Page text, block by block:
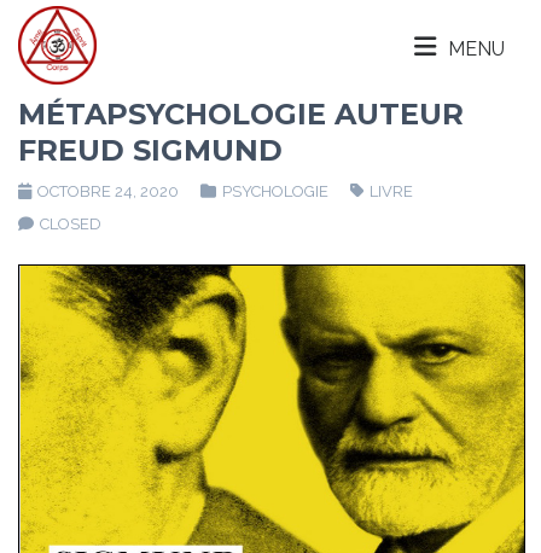
MENU
MÉTAPSYCHOLOGIE AUTEUR
FREUD SIGMUND
OCTOBRE 24, 2020 PSYCHOLOGIE
LIVRE
CLOSED